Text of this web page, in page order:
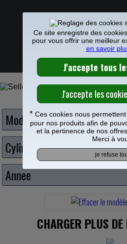
Frais de port offerts à
Selle et
HOUSSE
Choisissez
CHARGER PLUS
Ce site enregistre des
pour vous offrir une meilleur
en savoir
* Ces cookies nous
pour nos produits afin de
et la pertinence de nos
Merci à